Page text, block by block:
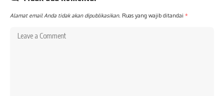
Alamat email Anda tidak akan dipublikasikan. Ruas yang wajib ditandai *